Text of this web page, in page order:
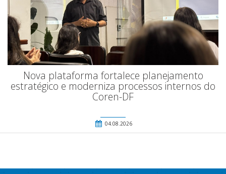
Nova plataforma fortalece planejamento
estratégico e moderniza processos internos do
Coren-DF
04.08.2026